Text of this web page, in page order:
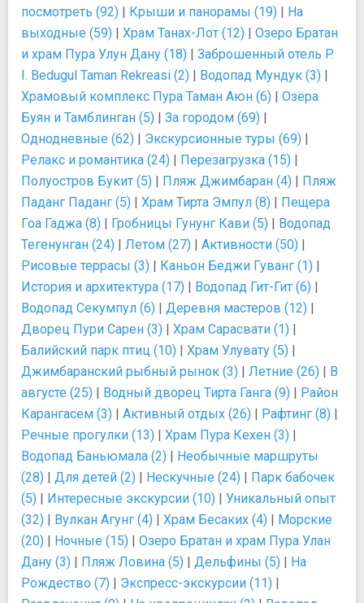
посмотреть (92) | Крыши и панорамы (19) | На
выходные (59) | Храм Танах-Лот (12) | Озеро Братан
и храм Пура Улун Дану (18) | Заброшенный отель P.
I. Bedugul Taman Rekreasi (2) | Водопад Мундук (3) |
Храмовый комплекс Пура Таман Аюн (6) | Озёра
Буян и Тамблинган (5) | За городом (69) |
Однодневные (62) | Экскурсионные туры (69) |
Релакс и романтика (24) | Перезагрузка (15) |
Полуостров Букит (5) | Пляж Джимбаран (4) | Пляж
Паданг Паданг (5) | Храм Тирта Эмпул (8) | Пещера
Гоа Гаджа (8) | Гробницы Гунунг Кави (5) | Водопад
Тегенунган (24) | Летом (27) | Активности (50) |
Рисовые террасы (3) | Каньон Беджи Гуванг (1) |
История и архитектура (17) | Водопад Гит-Гит (6) |
Водопад Секумпул (6) | Деревня мастеров (12) |
Дворец Пури Сарен (3) | Храм Сарасвати (1) |
Балийский парк птиц (10) | Храм Улувату (5) |
Джимбаранский рыбный рынок (3) | Летние (26) | В
августе (25) | Водный дворец Тирта Ганга (9) | Район
Карангасем (3) | Активный отдых (26) | Рафтинг (8) |
Речные прогулки (13) | Храм Пура Кехен (3) |
Водопад Баньюмала (2) | Необычные маршруты
(28) | Для детей (2) | Нескучные (24) | Парк бабочек
(5) | Интересные экскурсии (10) | Уникальный опыт
(32) | Вулкан Агунг (4) | Храм Бесаких (4) | Морские
(20) | Ночные (15) | Озеро Братан и храм Пура Улан
Дану (3) | Пляж Ловина (5) | Дельфины (5) | На
Рождество (7) | Экспресс-экскурсии (11) |